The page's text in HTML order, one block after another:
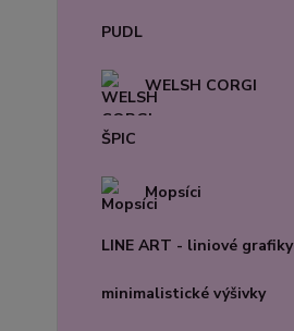
PUDL
WELSH CORGI
ŠPIC
Mopsíci
LINE ART - liniové grafiky
minimalistické výšivky